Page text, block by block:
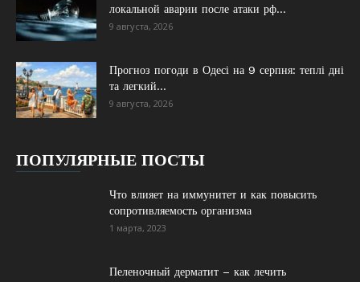
локальной аварии после атаки рф...
9 августа, 2026
Прогноз погоди в Одесі на 9 серпня: теплі дні
та легкий...
9 августа, 2026
ПОПУЛЯРНЫЕ ПОСТЫ
Что влияет на иммунитет и как повысить
сопротивляемость организма
1 марта, 2023
Пеленочный дерматит – как лечить